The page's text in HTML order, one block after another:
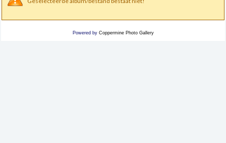
Powered by Coppermine Photo Gallery